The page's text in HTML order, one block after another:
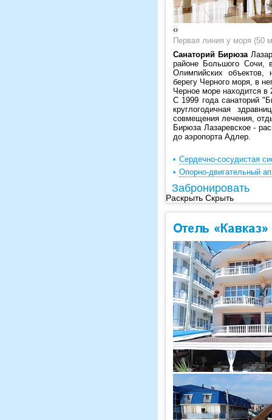
‹›
Первая линия у моря (50
Санаторий Бирюза
районе Большого Сочи,
Олимпийских объектов,
берегу Черного моря, в
Черное море находится в
С 1999 года санаторий
круглогодичная
совмещения лечения,
Бирюза Лазаревское -
до аэропорта Адлер.
Сердечно-сосудистая
Опорно-двигательный
Забронировать
Раскрыть Скрыть